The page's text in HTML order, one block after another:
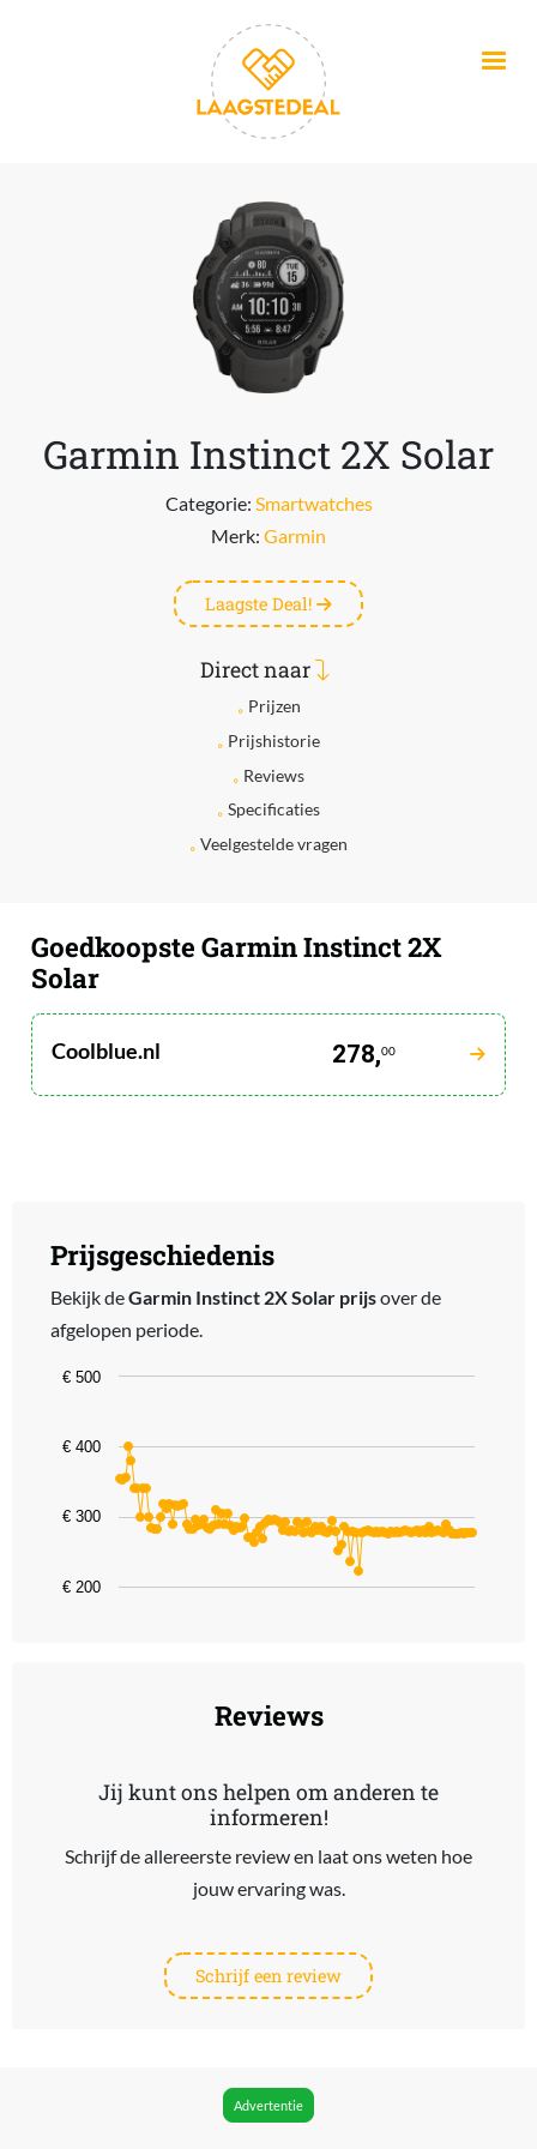
Garmin Instinct 2X Solar
Categorie: Smartwatches
Merk: Garmin
Laagste Deal!
Direct naar
Prijzen
Prijshistorie
Reviews
Specificaties
Veelgestelde vragen
Goedkoopste Garmin Instinct 2X
Solar
Coolblue.nl 278,00
Prijsgeschiedenis
Bekijk deGarmin Instinct 2X Solar prijsover de
afgelopen periode.
Chart
The chart has 1 X axis displaying categories.
The chart has 1 Y axis displaying values. Data ranges from 222.99
€ 200
€ 300
€ 400
€ 500
Reviews
Jij kunt ons helpen om anderen te
informeren!
Schrijf de allereerste review en laat ons weten hoe
jouw ervaring was.
Schrijf een review
Advertentie